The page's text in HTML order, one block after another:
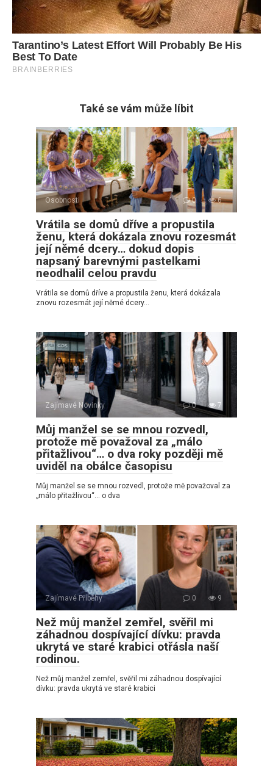
Také se vám může líbit
Osobnosti 0 6
Vrátila se domů dříve a propustila
ženu, která dokázala znovu rozesmát
její němé dcery… dokud dopis
napsaný barevnými pastelkami
neodhalil celou pravdu
Vrátila se domů dříve a propustila ženu, která dokázala
znovu rozesmát její němé dcery…
Zajímavé Novinky 0 7
Můj manžel se se mnou rozvedl,
protože mě považoval za „málo
přitažlivou“… o dva roky později mě
uviděl na obálce časopisu
Můj manžel se se mnou rozvedl, protože mě považoval za
„málo přitažlivou“… o dva
Zajímavé Příběhy 0 9
Než můj manžel zemřel, svěřil mi
záhadnou dospívající dívku: pravda
ukrytá ve staré krabici otřásla naší
rodinou.
Než můj manžel zemřel, svěřil mi záhadnou dospívající
dívku: pravda ukrytá ve staré krabici